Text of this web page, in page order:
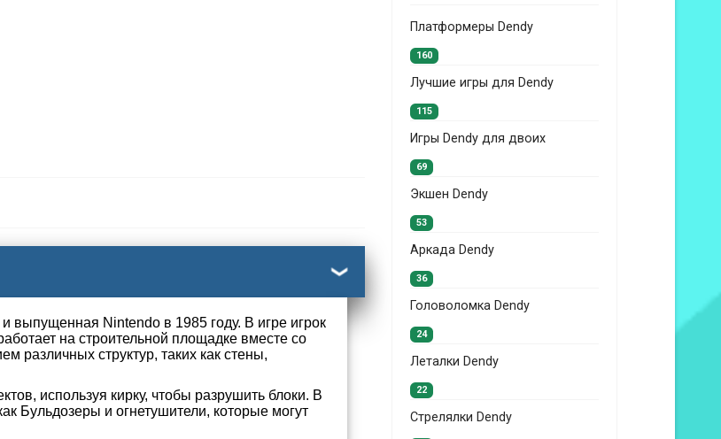
выпущенная Nintendo в 1985 году. В игре игрок
на строительной площадке вместе со
различных структур, таких как стены,
используя кирку, чтобы разрушить блоки. В
Бульдозеры и огнетушители, которые могут
Платформеры Dendy
160
Лучшие игры для Dendy
115
Игры Dendy для двоих
69
Экшен Dendy
53
Аркада Dendy
36
Головоломка Dendy
24
Леталки Dendy
22
Стрелялки Dendy